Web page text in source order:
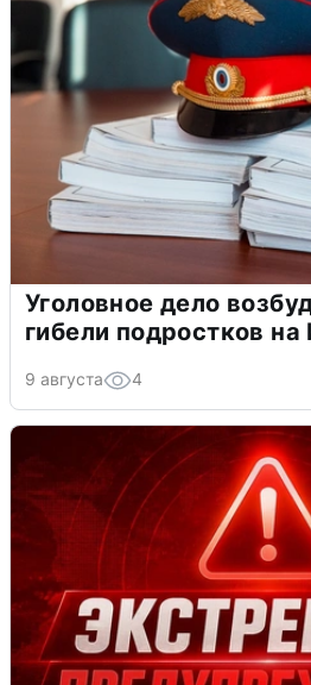
Уголовное дело
гибели подростков на
9 августа 4